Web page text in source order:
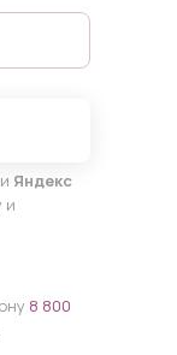
Яндекс
и
8 800